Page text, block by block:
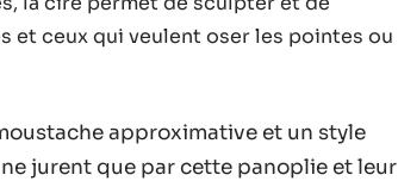
et ceux qui veulent oser les pointes ou
approximative et un style
jurent que par cette panoplie et leur